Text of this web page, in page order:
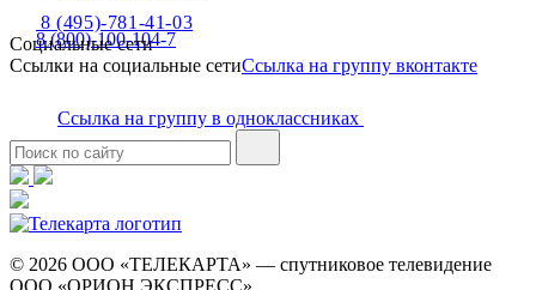
8 (800)-100-104-7
8 (495)-781-41-03
Социальные сети
Ссылки на социальные сетиСсылка на группу вконтакте
Ссылка на группу в одноклассниках
© 2026 ООО «ТЕЛЕКАРТА» — спутниковое телевидение
ООО «ОРИОН ЭКСПРЕСС»